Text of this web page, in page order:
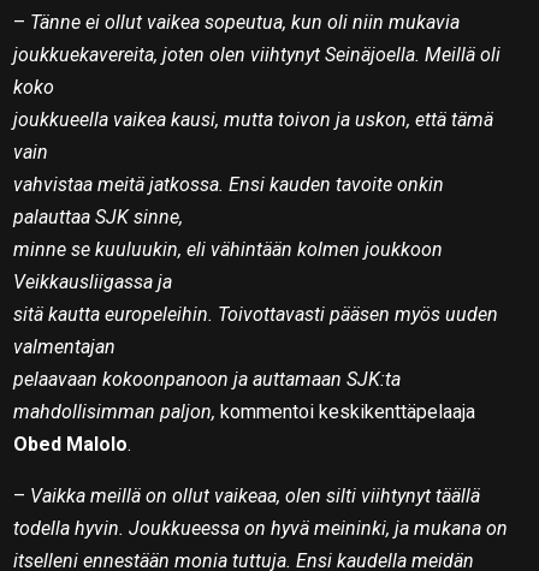
– Tänne ei ollut vaikea sopeutua, kun oli niin mukavia
joukkuekavereita, joten olen viihtynyt Seinäjoella. Meillä oli
koko
joukkueella vaikea kausi, mutta toivon ja uskon, että tämä
vain
vahvistaa meitä jatkossa. Ensi kauden tavoite onkin
palauttaa SJK sinne,
minne se kuuluukin, eli vähintään kolmen joukkoon
Veikkausliigassa ja
sitä kautta europeleihin. Toivottavasti pääsen myös uuden
valmentajan
pelaavaan kokoonpanoon ja auttamaan SJK:ta
mahdollisimman paljon, kommentoi keskikenttäpelaaja
Obed Malolo.
– Vaikka meillä on ollut vaikeaa, olen silti viihtynyt täällä
todella hyvin. Joukkueessa on hyvä meininki, ja mukana on
itselleni ennestään monia tuttuja. Ensi kaudella meidän